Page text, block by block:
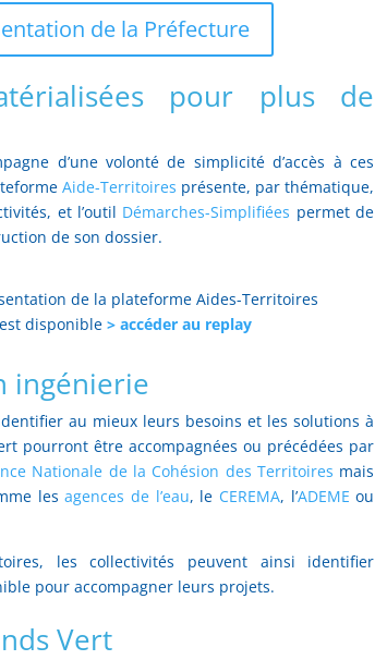
de la Préfecture
pour plus de
d’une volonté de simplicité d’accès à ces
Aide-Territoires présente, par thématique,
et l’outil Démarches-Simplifiées permet de
de son dossier.
de la plateforme Aides-Territoires
est disponible> accéder au replay
ingénierie
au mieux leurs besoins et les solutions à
pourront être accompagnées ou précédées par
Nationale de la Cohésion des Territoires mais
lesagences de l’eau, le CEREMA, l’ADEME ou
les collectivités peuvent ainsi identifier
pour accompagner leurs projets.
Vert